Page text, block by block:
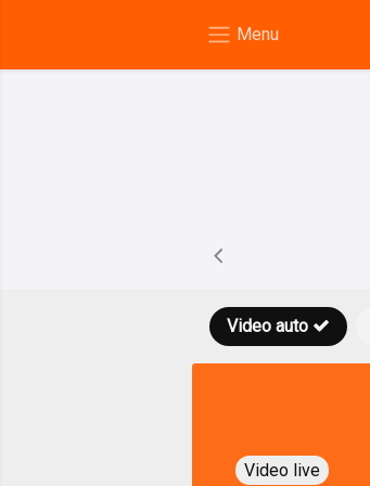
Video auto
Video live